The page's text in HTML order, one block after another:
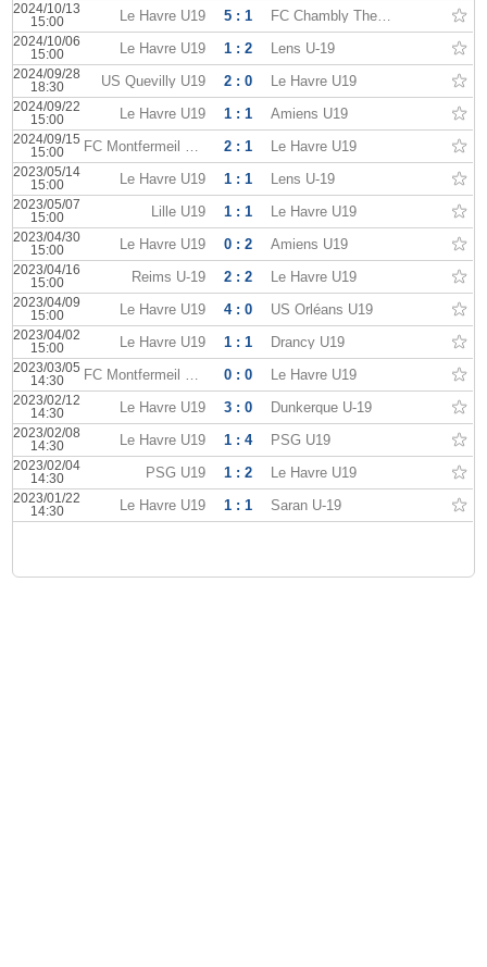
2024/10/13
15:00
Le Havre U19 5 : 1 FC Chambly Thelle U19
2024/10/06
15:00
Le Havre U19 1 : 2 Lens U-19
2024/09/28
18:30
US Quevilly U19 2 : 0 Le Havre U19
2024/09/22
15:00
Le Havre U19 1 : 1 Amiens U19
2024/09/15
15:00
FC Montfermeil U19 2 : 1 Le Havre U19
2023/05/14
15:00
Le Havre U19 1 : 1 Lens U-19
2023/05/07
15:00
Lille U19 1 : 1 Le Havre U19
2023/04/30
15:00
Le Havre U19 0 : 2 Amiens U19
2023/04/16
15:00
Reims U-19 2 : 2 Le Havre U19
2023/04/09
15:00
Le Havre U19 4 : 0 US Orléans U19
2023/04/02
15:00
Le Havre U19 1 : 1 Drancy U19
2023/03/05
14:30
FC Montfermeil U19 0 : 0 Le Havre U19
2023/02/12
14:30
Le Havre U19 3 : 0 Dunkerque U-19
2023/02/08
14:30
Le Havre U19 1 : 4 PSG U19
2023/02/04
14:30
PSG U19 1 : 2 Le Havre U19
2023/01/22
14:30
Le Havre U19 1 : 1 Saran U-19